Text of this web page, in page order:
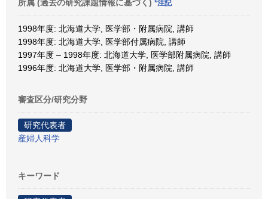
所属 (過去の研究課題情報に基づく) *注記
1998年度: 北海道大学, 医学部・附属病院, 講師
1998年度: 北海道大学, 医学部付属病院, 講師
1997年度 – 1998年度: 北海道大学, 医学部附属病院, 講師
1996年度: 北海道大学, 医学部・附属病院, 講師
審査区分/研究分野
研究代表者
産婦人科学
キーワード